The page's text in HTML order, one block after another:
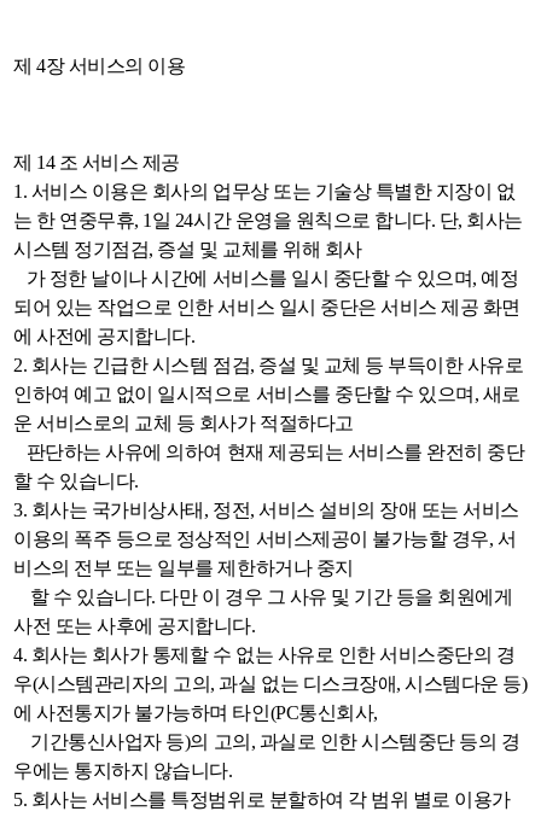
제 4장 서비스의 이용
제 14 조 서비스 제공
1. 서비스 이용은 회사의 업무상 또는 기술상 특별한 지장이 없
는 한 연중무휴, 1일 24시간 운영을 원칙으로 합니다. 단, 회사는
시스템 정기점검, 증설 및 교체를 위해 회사
가 정한 날이나 시간에 서비스를 일시 중단할 수 있으며, 예정
되어 있는 작업으로 인한 서비스 일시 중단은 서비스 제공 화면
에 사전에 공지합니다.
2. 회사는 긴급한 시스템 점검, 증설 및 교체 등 부득이한 사유로
인하여 예고 없이 일시적으로 서비스를 중단할 수 있으며, 새로
운 서비스로의 교체 등 회사가 적절하다고
판단하는 사유에 의하여 현재 제공되는 서비스를 완전히 중단
할 수 있습니다.
3. 회사는 국가비상사태, 정전, 서비스 설비의 장애 또는 서비스
이용의 폭주 등으로 정상적인 서비스제공이 불가능할 경우, 서
비스의 전부 또는 일부를 제한하거나 중지
할 수 있습니다. 다만 이 경우 그 사유 및 기간 등을 회원에게
사전 또는 사후에 공지합니다.
4. 회사는 회사가 통제할 수 없는 사유로 인한 서비스중단의 경
우(시스템관리자의 고의, 과실 없는 디스크장애, 시스템다운 등)
에 사전통지가 불가능하며 타인(PC통신회사,
기간통신사업자 등)의 고의, 과실로 인한 시스템중단 등의 경
우에는 통지하지 않습니다.
5. 회사는 서비스를 특정범위로 분할하여 각 범위 별로 이용가